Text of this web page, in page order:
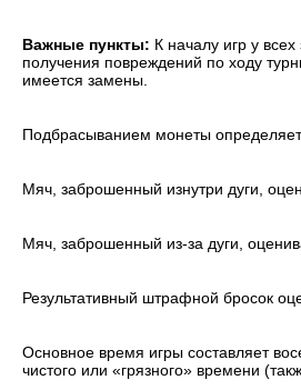
Важные пункты: К началу игр у
получения повреждений по ходу
имеется замены.
Подбрасыванием монеты
Мяч, заброшенный изнутри дуги,
Мяч, заброшенный из-за дуги,
Результативный штрафной бросок
Основное время игры составляет
чистого или «грязного» времени